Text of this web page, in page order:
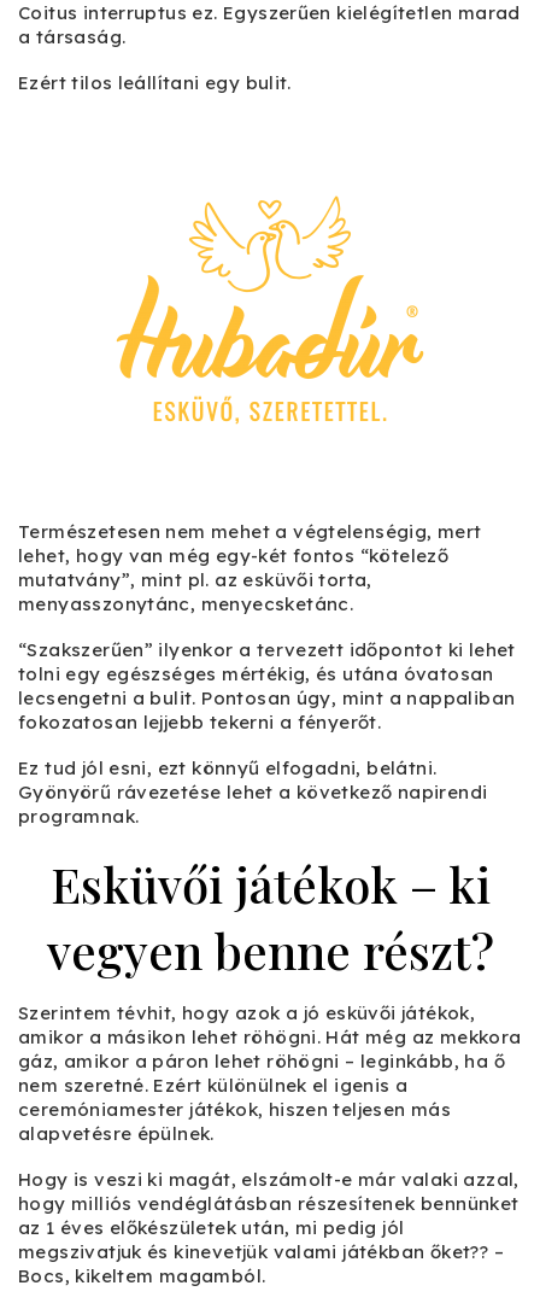
Coitus interruptus ez. Egyszerűen kielégítetlen marad
a társaság.
Ezért tilos leállítani egy bulit.
Természetesen nem mehet a végtelenségig, mert
lehet, hogy van még egy-két fontos “kötelező
mutatvány”, mint pl. az esküvői torta,
menyasszonytánc, menyecsketánc.
“Szakszerűen” ilyenkor a tervezett időpontot ki lehet
tolni egy egészséges mértékig, és utána óvatosan
lecsengetni a bulit. Pontosan úgy, mint a nappaliban
fokozatosan lejjebb tekerni a fényerőt.
Ez tud jól esni, ezt könnyű elfogadni, belátni.
Gyönyörű rávezetése lehet a következő napirendi
programnak.
Esküvői játékok – ki
vegyen benne részt?
Szerintem tévhit, hogy azok a jó esküvői játékok,
amikor a másikon lehet röhögni. Hát még az mekkora
gáz, amikor a páron lehet röhögni – leginkább, ha ő
nem szeretné. Ezért különülnek el igenis a
ceremóniamester játékok, hiszen teljesen más
alapvetésre épülnek.
Hogy is veszi ki magát, elszámolt-e már valaki azzal,
hogy milliós vendéglátásban részesítenek bennünket
az 1 éves előkészületek után, mi pedig jól
megszivatjuk és kinevetjük valami játékban őket?? –
Bocs, kikeltem magamból.